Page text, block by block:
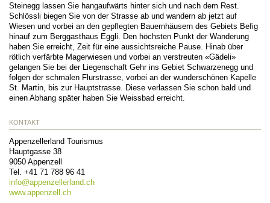
Steinegg lassen Sie hangaufwärts hinter sich und nach dem Rest.
Schlössli biegen Sie von der Strasse ab und wandern ab jetzt auf
Wiesen und vorbei an den gepflegten Bauernhäusern des Gebiets Befig
hinauf zum Berggasthaus Eggli. Den höchsten Punkt der Wanderung
haben Sie erreicht, Zeit für eine aussichtsreiche Pause. Hinab über
rötlich verfärbte Magerwiesen und vorbei an verstreuten «Gädeli»
gelangen Sie bei der Liegenschaft Gehr ins Gebiet Schwarzenegg und
folgen der schmalen Flurstrasse, vorbei an der wunderschönen Kapelle
St. Martin, bis zur Hauptstrasse. Diese verlassen Sie schon bald und
einen Abhang später haben Sie Weissbad erreicht.
KONTAKT
Appenzellerland Tourismus
Hauptgasse 38
9050 Appenzell
Tel. +41 71 788 96 41
info@appenzellerland.ch
www.appenzell.ch